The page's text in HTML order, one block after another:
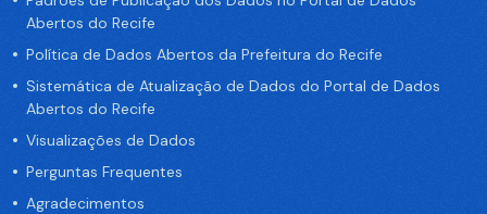
Abertos do Recife
Política de Dados Abertos da Prefeitura do Recife
Sistemática de Atualização de Dados do Portal de Dados
Abertos do Recife
Visualizações de Dados
Perguntas Frequentes
Agradecimentos